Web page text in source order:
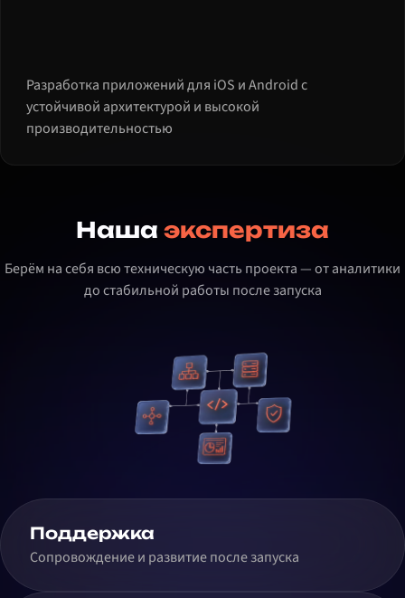
Разработка приложений для iOS и Android с
устойчивой архитектурой и высокой
производительностью
Наша экспертиза
Берём на себя всю техническую часть проекта — от аналитики
до стабильной работы после запуска
Поддержка
Сопровождение и развитие после запуска